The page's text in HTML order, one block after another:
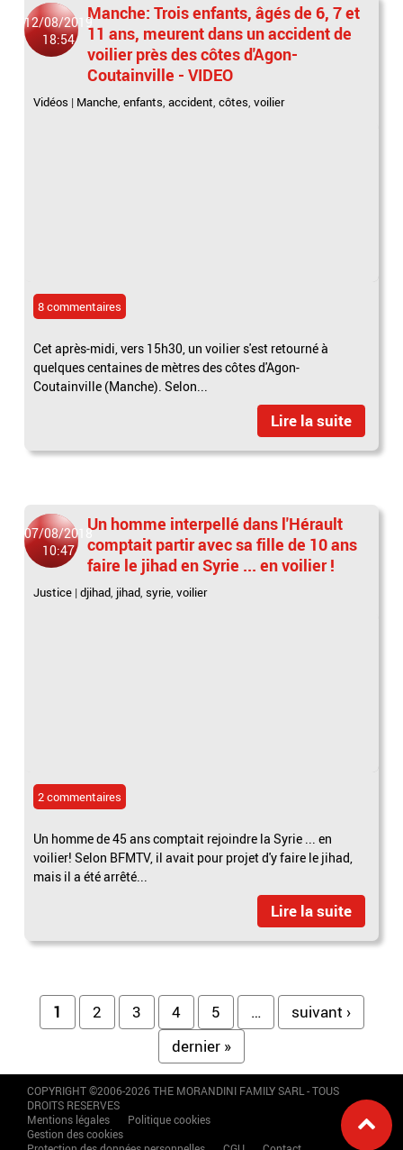
12/08/2019
18:54
Manche: Trois enfants, âgés de 6, 7 et
11 ans, meurent dans un accident de
voilier près des côtes d'Agon-
Coutainville - VIDEO
Vidéos | Manche,enfants,accident,côtes,voilier
8 commentaires
Cet après-midi, vers 15h30, un voilier s'est retourné à
quelques centaines de mètres des côtes d'Agon-
Coutainville (Manche). Selon...
Lire la suite
07/08/2018
10:47
Un homme interpellé dans l'Hérault
comptait partir avec sa fille de 10 ans
faire le jihad en Syrie ... en voilier !
Justice |djihad, jihad,syrie,voilier
2 commentaires
Un homme de 45 ans comptait rejoindre la Syrie ... en
voilier! Selon BFMTV, il avait pour projet d'y faire le jihad,
mais il a été arrêté...
Lire la suite
Pages
1 2 3 4 5 …
suivant ›
dernier »
COPYRIGHT ©2006-2026 THE MORANDINI FAMILY SARL - TOUS
DROITS RESERVES
Mentions légales
Politique cookies
Gestion des cookies